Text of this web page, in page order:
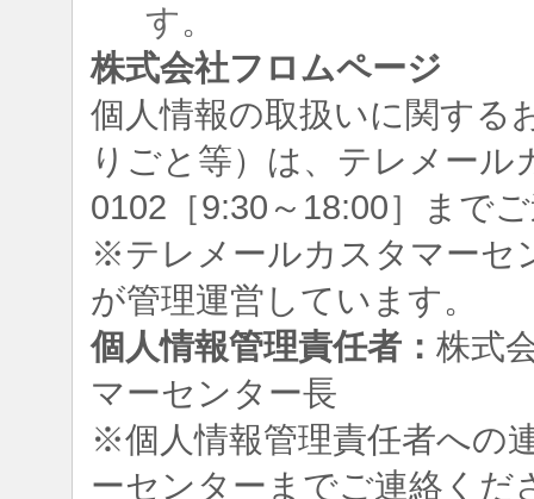
す。
株式会社フロムページ
個人情報の取扱いに関する
りごと等）は、テレメー
0102［9:30～18:00］まで
※テレメールカスタマーセ
が管理運営しています。
個人情報管理責任者： 株式
マーセンター長
※個人情報管理責任者への
ーセンターまでご連絡くだ